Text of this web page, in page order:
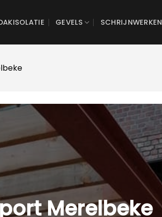
GEVELS SCHRIJNWERKEN
Merelbeke